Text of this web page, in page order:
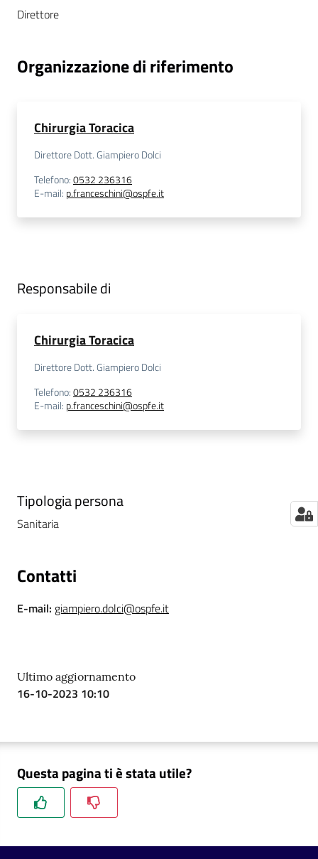
i
a
n
t
i
n
t
r
s
e
n
Fornitori
Direttore
Organizzazione di riferimento
Chirurgia Toracica
Direttore Dott. Giampiero Dolci
Telefono:0532 236316
E-mail: p.franceschini@ospfe.it
Responsabile di
Chirurgia Toracica
Direttore Dott. Giampiero Dolci
Telefono:0532 236316
E-mail: p.franceschini@ospfe.it
Tipologia persona
Sanitaria
Contatti
E-mail: giampiero.dolci@ospfe.it
Ultimo aggiornamento
16-10-2023 10:10
Questa pagina ti è stata utile?